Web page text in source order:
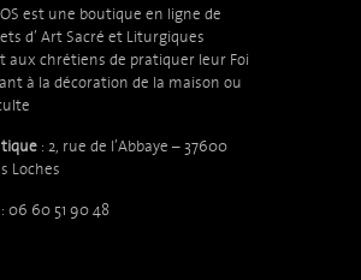
est une boutique en ligne de
d’Art Sacré et Liturgiques
aux chrétiens de pratiquer leur Foi
à la décoration de la maison ou
: 2, rue de l’Abbaye – 37600
Loches
: 06 60 51 90 48